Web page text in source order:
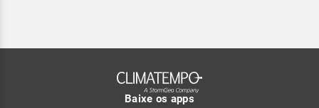
Baixe os apps